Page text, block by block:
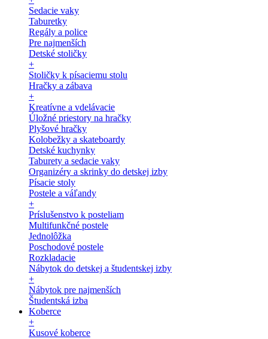
Sedacie vaky
Taburetky
Regály a police
Pre najmenších
Detské stoličky
+
Stoličky k písaciemu stolu
Hračky a zábava
+
Kreatívne a vdelávacie
Úložné priestory na hračky
Plyšové hračky
Kolobežky a skateboardy
Detské kuchynky
Taburety a sedacie vaky
Organizéry a skrinky do detskej izby
Písacie stoly
Postele a váľandy
+
Príslušenstvo k posteliam
Multifunkčné postele
Jednolôžka
Poschodové postele
Rozkladacie
Nábytok do detskej a študentskej izby
+
Nábytok pre najmenších
Študentská izba
Koberce
+
Kusové koberce